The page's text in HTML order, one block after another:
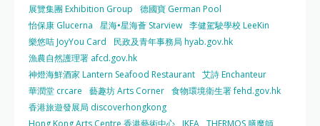
展覽集團 Exhibition Group
德國寶 German Pool
怡保康 Glucerna
星海•星海薈 Starview 李健駕駛學校 LeeKin
樂悠咭 JoyYou Card
民政及青年事務局 hyab.gov.hk
漁農自然護理署 afcd.gov.hk
神燈海鮮酒家 Lantern Seafood Restaurant 艾詩 Enchanteur
華潤堂 crcare
藝趣坊 Arts Corner 食物環境衛生署 fehd.gov.hk
香港旅遊發展局 discoverhongkong